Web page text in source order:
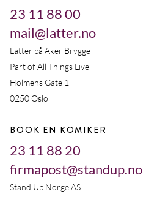
23 11 88 00
mail@latter.no
Latter på Aker Brygge
Part of All Things Live
Holmens Gate 1
0250 Oslo
BOOK EN KOMIKER
23 11 88 20
firmapost@standup.no
Stand Up Norge AS